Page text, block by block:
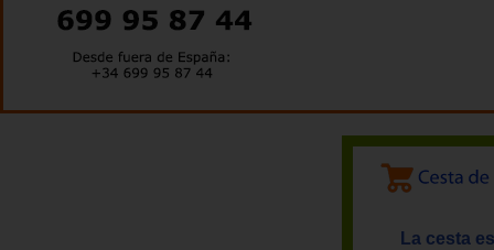
La cesta